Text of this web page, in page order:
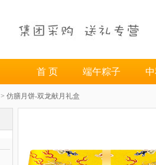
首 页 端午粽子
> 仿膳月饼-双龙献月礼盒